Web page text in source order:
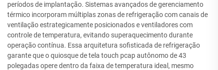
períodos de implantação. Sistemas avançados de gerenciamento
térmico incorporam múltiplas zonas de refrigeração com canais de
ventilação estrategicamente posicionados e ventiladores com
controle de temperatura, evitando superaquecimento durante
operação contínua. Essa arquitetura sofisticada de refrigeração
garante que o quiosque de tela touch pcap autônomo de 43
polegadas opere dentro da faixa de temperatura ideal, mesmo